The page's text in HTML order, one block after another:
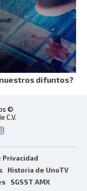
difuntos?
©
C.V.
Privacidad
Historia de UnoTV
SGSST AMX